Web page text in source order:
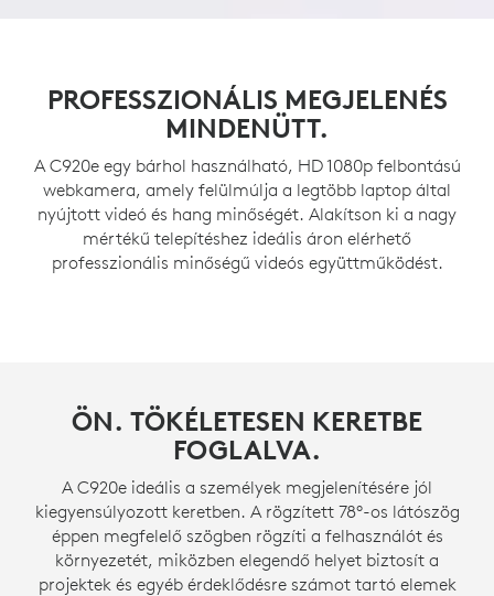
PROFESSZIONÁLIS MEGJELENÉS
MINDENÜTT.
A C920e egy bárhol használható, HD 1080p felbontású
webkamera, amely felülmúlja a legtöbb laptop által
nyújtott videó és hang minőségét. Alakítson ki a nagy
mértékű telepítéshez ideális áron elérhető
professzionális minőségű videós együttműködést.
ÖN. TÖKÉLETESEN KERETBE
FOGLALVA.
A C920e ideális a személyek megjelenítésére jól
kiegyensúlyozott keretben. A rögzített 78°-os látószög
éppen megfelelő szögben rögzíti a felhasználót és
környezetét, miközben elegendő helyet biztosít a
projektek és egyéb érdeklődésre számot tartó elemek